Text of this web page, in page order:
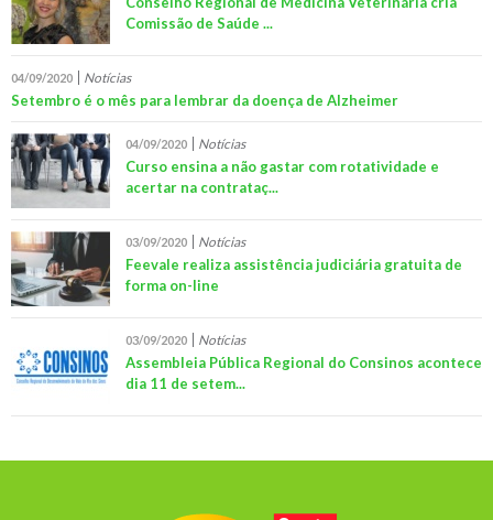
Comissão de Saúde ...
04/09/2020 Notícias
Setembro é o mês para lembrar da doença de Alzheimer
04/09/2020 Notícias
Curso ensina a não gastar com rotatividade e
acertar na contrataç...
03/09/2020 Notícias
Feevale realiza assistência judiciária gratuita de
forma on-line
03/09/2020 Notícias
Assembleia Pública Regional do Consinos acontece
dia 11 de setem...